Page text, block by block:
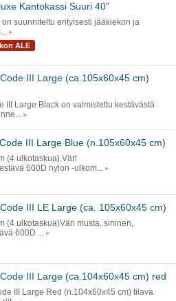
Kantokassi Suuri 40"
on suunniteltu erityisesti jääkiekon ja
ALE
III Large (ca.105x60x45 cm)
III Large Black on valmistettu kestävästä
III Large Blue (n.105x60x45 cm)
(4 ulkotaskua).Väri
600D nylon -ulkom...
III LE Large (ca. 105x60x45 cm)
(4 ulkotaskua)Väri musta, sininen,
600D ...
III Large (ca.104x60x45 cm) red
III Large Red (n.104x60x45 cm) tilava